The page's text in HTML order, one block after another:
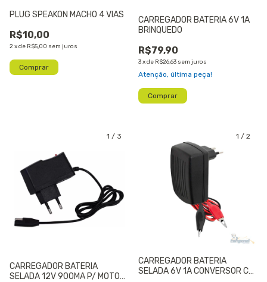
PLUG SPEAKON MACHO 4 VIAS
R$10,00
2xde R$5,00 sem juros
CARREGADOR BATERIA 6V 1A
BRINQUEDO
R$79,90
3xde R$26,63 sem juros
Atenção, última peça!
1 / 3
CARREGADOR BATERIA
SELADA 12V 900MA P/ MOTO
1 / 2
CARREGADOR BATERIA
SELADA 6V 1A CONVERSOR CA